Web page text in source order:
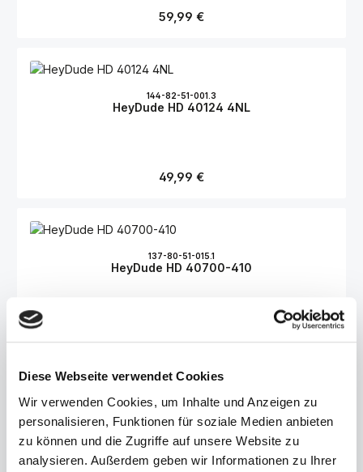
Diese Webseite verwendet Cookies
Wir verwenden Cookies, um Inhalte und Anzeigen zu
personalisieren, Funktionen für soziale Medien anbieten
zu können und die Zugriffe auf unsere Website zu
analysieren. Außerdem geben wir Informationen zu Ihrer
Regulärer Preis:
59,99 €
144-82-51-001.3
HeyDude HD 40124 4NL
Regulärer Preis:
49,99 €
137-80-51-015.1
HeyDude HD 40700-410
137-75-51-004.1
HeyDude HD 43087 3ZX